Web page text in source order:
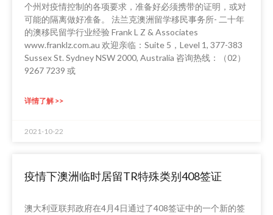
个州对疫情控制的各项要求，准备好必须携带的证明，或对
可能的隔离做好准备。 法兰克澳洲留学移民事务所- 二十年
的澳移民留学行业经验 Frank L Z & Associates
www.franklz.com.au 欢迎亲临：Suite 5，Level 1, 377-383
Sussex St. Sydney NSW 2000, Australia 咨询热线：（02）
9267 7239 或
详情了解 >>
2021-10-22
疫情下澳洲临时居留TR特殊类别408签证
澳大利亚联邦政府在4月4日通过了408签证中的一个新的签